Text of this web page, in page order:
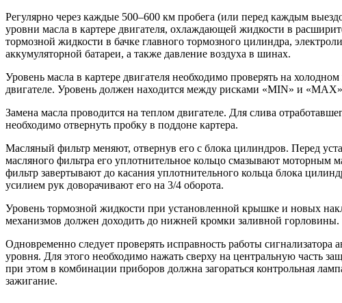
Регулярно через каждые 500–600 км пробега (или перед каждым
уровни масла в картере двигателя, охлаждающей жидкости в
тормозной жидкости в бачке главного тормозного цилиндра,
аккумуляторной батареи, а также давление воздуха в шинах.
Уровень масла в картере двигателя необходимо проверять на
двигателе. Уровень должен находится между рисками «MIN» и «МАХ»
Замена масла проводится на теплом двигателе. Для слива
необходимо отвернуть пробку в поддоне картера.
Масляный фильтр меняют, отвернув его с блока цилиндров. Перед
масляного фильтра его уплотнительное кольцо смазывают моторным
фильтр завертывают до касания уплотнительного кольца блока
усилием рук доворачивают его на 3/4 оборота.
Уровень тормозной жидкости при установленной крышке и новых
механизмов должен доходить до нижней кромки заливной горловины.
Одновременно следует проверять исправность работы сигнализатора
уровня. Для этого необходимо нажать сверху на центральную часть
при этом в комбинации приборов должна загораться контрольная
зажигание.